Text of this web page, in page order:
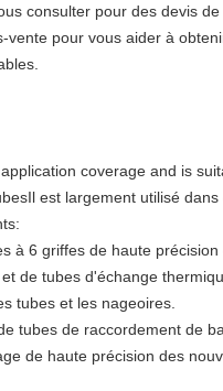
consulter pour des devis
vente pour vous aider à
coverage and is
est largement utilisé dans
à 6 griffes de haute précision
de tubes d'échange
tubes et les nageoires.
tubes de raccordement de
de haute précision des